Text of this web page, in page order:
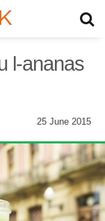
l-ananas
25 June 2015